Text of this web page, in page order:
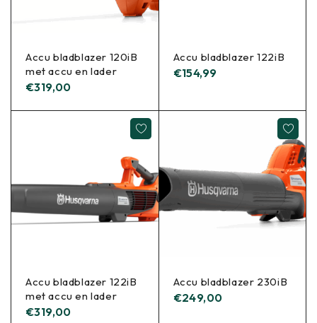
Accu bladblazer 120iB
met accu en lader
€319,00
Accu bladblazer 122iB
€154,99
Accu bladblazer 122iB
met accu en lader
€319,00
Accu bladblazer 230iB
€249,00